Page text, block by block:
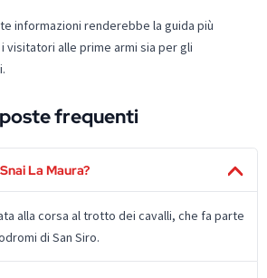
informazioni renderebbe la guida più
visitatori alle prime armi sia per gli
frequenti
La Maura?
alla corsa al trotto dei cavalli, che fa parte
di San Siro.